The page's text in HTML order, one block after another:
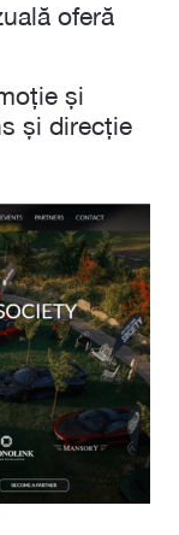
oferă
și
și direcție